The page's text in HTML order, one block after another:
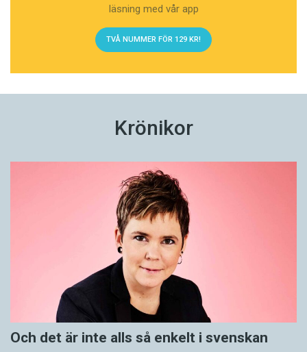
läsning med vår app
TVÅ NUMMER FÖR 129 KR!
Krönikor
Och det är inte alls så enkelt i svenskan